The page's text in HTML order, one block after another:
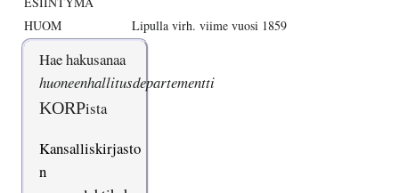
HUOM
Lipulla virh. viime vuosi 1859
Hae hakusanaa
huoneenhallitusdepartementti
KORPista
Kansalliskirjasto
n